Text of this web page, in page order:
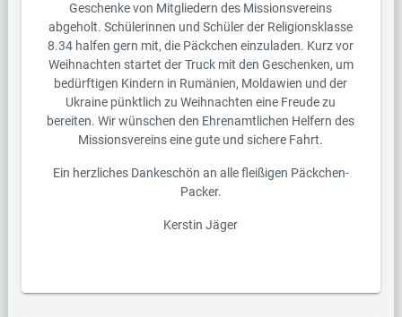
Geschenke von Mitgliedern des Missionsvereins
abgeholt. Schülerinnen und Schüler der Religionsklasse
8.34 halfen gern mit, die Päckchen einzuladen. Kurz vor
Weihnachten startet der Truck mit den Geschenken, um
bedürftigen Kindern in Rumänien, Moldawien und der
Ukraine pünktlich zu Weihnachten eine Freude zu
bereiten. Wir wünschen den Ehrenamtlichen Helfern des
Missionsvereins eine gute und sichere Fahrt.
Ein herzliches Dankeschön an alle fleißigen Päckchen-
Packer.
Kerstin Jäger